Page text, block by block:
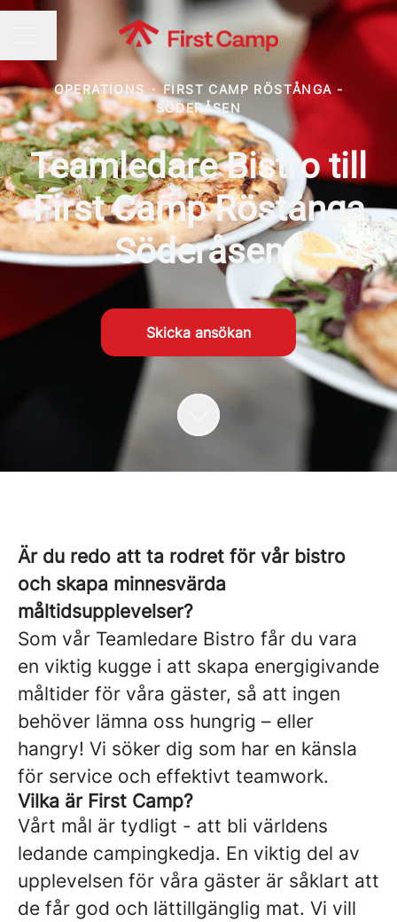
KARRIÄRMENY
Byt språk
OPERATIONS · FIRST CAMP RÖSTÅNGA -
SÖDERÅSEN
Teamledare Bistro till
First Camp Röstånga
Söderåsen
Skicka ansökan
Är du redo att ta rodret för vår bistro
och skapa minnesvärda
måltidsupplevelser?
Som vår Teamledare Bistro får du vara
en viktig kugge i att skapa energigivande
måltider för våra gäster, så att ingen
behöver lämna oss hungrig – eller
hangry! Vi söker dig som har en känsla
för service och effektivt teamwork.
Vilka är First Camp?
Vårt mål är tydligt - att bli världens
ledande campingkedja. En viktig del av
upplevelsen för våra gäster är såklart att
de får god och lättillgänglig mat. Vi vill